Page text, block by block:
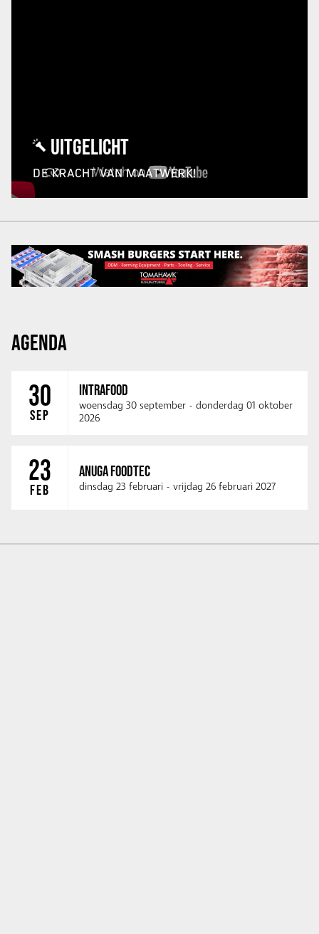
UITGELICHT
DE KRACHT VAN MAATWERK!
AGENDA
30
SEP
INTRAFOOD
woensdag 30 september - donderdag 01 oktober
2026
23
FEB
ANUGA FOODTEC
dinsdag 23 februari - vrijdag 26 februari 2027